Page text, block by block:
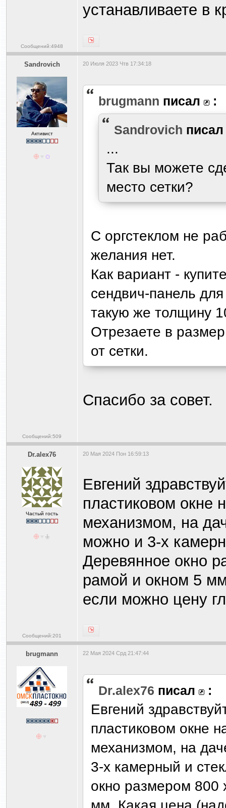
Сообщений:4948
устанавливаете в
Sandrovich
Активист
Сообщений:509
20 Июля 2023 Чтв 17:34:18
brugmann писал :
Sandrovich
...
Так вы можете
место сетки?
С оргстеклом не
желания нет.
Как вариант -
сендвич-панель
такую же толщину
Отрезаете в
от сетки.
Спасибо за совет.
Dr.alex76
Частый гость
Сообщений:201
20 Мая 2024 Пон 16:59:13
Евгений
пластиковом окне
механизмом, на
можно и 3-х
Деревянное окно
рамой и окном 5
если можно цену
brugmann 22 Мая 2024 Срд 21:47:44
Dr.alex76 писал :
Евгений
пластиковом окне
механизмом, на
3-х камерный и
окно размером 800